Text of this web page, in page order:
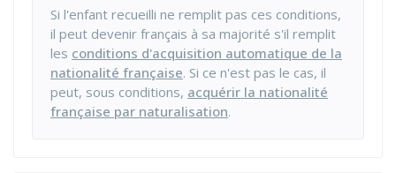
Si l'enfant recueilli ne remplit pas ces conditions,
il peut devenir français à sa majorité s'il remplit
les conditions d'acquisition automatique de la
nationalité française. Si ce n'est pas le cas, il
peut, sous conditions, acquérir la nationalité
française par naturalisation.